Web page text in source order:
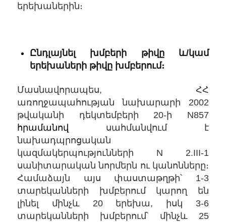
երեխաներին։
Ընդլայնել խմբերի թիվը և/կամ
երեխաների թիվը խմբերում։
Մասնավորապես, ՀՀ
առողջապահության նախարարի 2002
թվականի դեկտեմբերի 20-ի N857
հրամանով սահմանվում է
նախադպրոցական
կազմակերպությունների N 2.III-1
սանիտարական նորմերն ու կանոնները։
Համաձայն այս փաստաթղթի՝ 1-3
տարեկանների խմբերում կարող են
լինել մինչև 20 երեխա, իսկ 3-6
տարեկանների խմբերում՝ մինչև 25